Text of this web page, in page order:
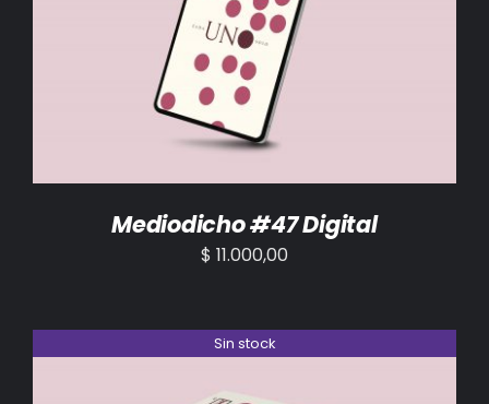
AÑADIR AL CARRITO /
Mediodicho #47 Digital
$ 11.000,00
Sin stock